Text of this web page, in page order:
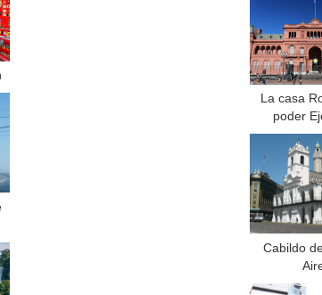
La casa
poder
Cabildo